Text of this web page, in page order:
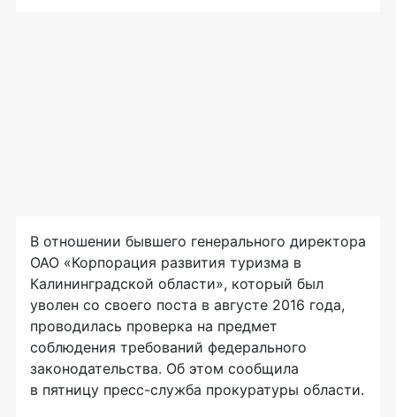
В отношении бывшего генерального директора
ОАО «Корпорация развития туризма в
Калининградской области», который был
уволен со своего поста в августе 2016 года,
проводилась проверка на предмет
соблюдения требований федерального
законодательства. Об этом сообщила
в пятницу пресс-служба прокуратуры области.